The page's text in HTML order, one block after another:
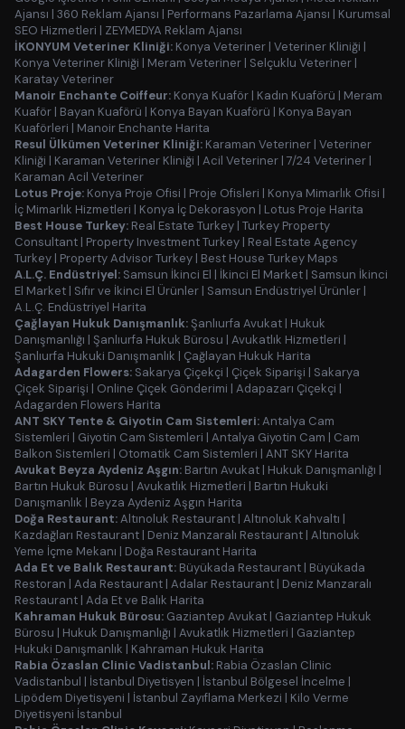
Ajansı | 360 Reklam Ajansı | Performans Pazarlama Ajansı | Kurumsal
SEO Hizmetleri | ZEYMEDYA Reklam Ajansı
İKONYUM Veteriner Kliniği: Konya Veteriner | Veteriner Kliniği |
Konya Veteriner Kliniği | Meram Veteriner | Selçuklu Veteriner |
Karatay Veteriner
Manoir Enchante Coiffeur: Konya Kuaför | Kadın Kuaförü | Meram
Kuaför | Bayan Kuaförü | Konya Bayan Kuaförü | Konya Bayan
Kuaförleri | Manoir Enchante Harita
Resul Ülkümen Veteriner Kliniği: Karaman Veteriner | Veteriner
Kliniği | Karaman Veteriner Kliniği | Acil Veteriner | 7/24 Veteriner |
Karaman Acil Veteriner
Lotus Proje: Konya Proje Ofisi | Proje Ofisleri | Konya Mimarlık Ofisi |
İç Mimarlık Hizmetleri | Konya İç Dekorasyon | Lotus Proje Harita
Best House Turkey: Real Estate Turkey | Turkey Property
Consultant | Property Investment Turkey | Real Estate Agency
Turkey | Property Advisor Turkey | Best House Turkey Maps
A.L.Ç. Endüstriyel: Samsun İkinci El | İkinci El Market | Samsun İkinci
El Market | Sıfır ve İkinci El Ürünler | Samsun Endüstriyel Ürünler |
A.L.Ç. Endüstriyel Harita
Çağlayan Hukuk Danışmanlık:Şanlıurfa Avukat | Hukuk
Danışmanlığı | Şanlıurfa Hukuk Bürosu | Avukatlık Hizmetleri |
Şanlıurfa Hukuki Danışmanlık | Çağlayan Hukuk Harita
Adagarden Flowers: Sakarya Çiçekçi | Çiçek Siparişi | Sakarya
Çiçek Siparişi | Online Çiçek Gönderimi | Adapazarı Çiçekçi |
Adagarden Flowers Harita
ANT SKY Tente & Giyotin Cam Sistemleri:Antalya Cam
Sistemleri | Giyotin Cam Sistemleri | Antalya Giyotin Cam | Cam
Balkon Sistemleri | Otomatik Cam Sistemleri | ANT SKY Harita
Avukat Beyza Aydeniz Aşgın: Bartın Avukat | Hukuk Danışmanlığı |
Bartın Hukuk Bürosu | Avukatlık Hizmetleri | Bartın Hukuki
Danışmanlık | Beyza Aydeniz Aşgın Harita
Doğa Restaurant:Altınoluk Restaurant | Altınoluk Kahvaltı |
Kazdağları Restaurant | Deniz Manzaralı Restaurant | Altınoluk
Yeme İçme Mekanı | Doğa Restaurant Harita
Ada Et ve Balık Restaurant: Büyükada Restaurant | Büyükada
Restoran | Ada Restaurant | Adalar Restaurant | Deniz Manzaralı
Restaurant | Ada Et ve Balık Harita
Kahraman Hukuk Bürosu: Gaziantep Avukat | Gaziantep Hukuk
Bürosu | Hukuk Danışmanlığı | Avukatlık Hizmetleri | Gaziantep
Hukuki Danışmanlık | Kahraman Hukuk Harita
Rabia Özaslan Clinic Vadistanbul: Rabia Özaslan Clinic
Vadistanbul | İstanbul Diyetisyen | İstanbul Bölgesel İncelme |
Lipödem Diyetisyeni | İstanbul Zayıflama Merkezi | Kilo Verme
Diyetisyeni İstanbul